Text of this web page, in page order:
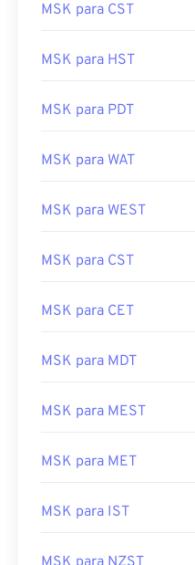
MSK para CST
MSK para HST
MSK para PDT
MSK para WAT
MSK para WEST
MSK para CST
MSK para CET
MSK para MDT
MSK para MEST
MSK para MET
MSK para IST